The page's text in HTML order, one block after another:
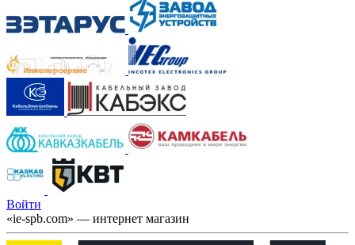
Войти
«ie-spb.com» — интернет магазин